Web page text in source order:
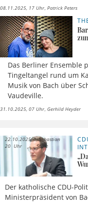
08.11.2025, 17 Uhr Patrick Peters
Das Berliner Ensemble
Tingeltangel rund um
Musik von Bach über
Vaudeville.
31.10.2025, 07 Uhr Gerhild Heyder
Der katholische CDU-
Ministerpräsident von
22.10.2025,
20 Uhr
Sebastian
Sasse